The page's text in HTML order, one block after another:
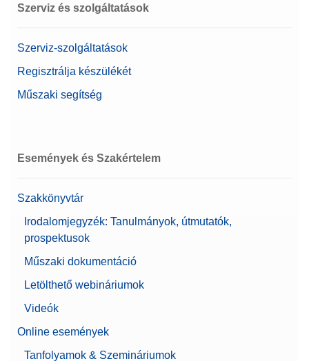
Szerviz és szolgáltatások
Szerviz-szolgáltatások
Regisztrálja készülékét
Műszaki segítség
Események és Szakértelem
Szakkönyvtár
Irodalomjegyzék: Tanulmányok, útmutatók,
prospektusok
Műszaki dokumentáció
Letölthető webináriumok
Videók
Online események
Tanfolyamok & Szemináriumok